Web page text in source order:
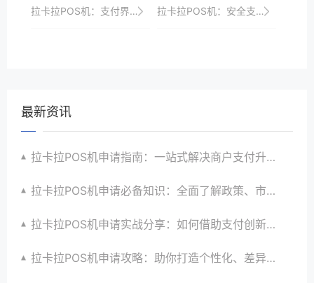
拉卡拉POS机：支付界的“黑科技” 拉卡拉POS机：安全支付，守护每一笔交易
最新资讯
拉卡拉POS机申请指南：一站式解决商户支付升级、智能化与创新需求
拉卡拉POS机申请必备知识：全面了解政策、市场、技术与创新趋势
拉卡拉POS机申请实战分享：如何借助支付创新技术提升商户运营效益与效率
拉卡拉POS机申请攻略：助你打造个性化、差异化支付体验以提升竞争力